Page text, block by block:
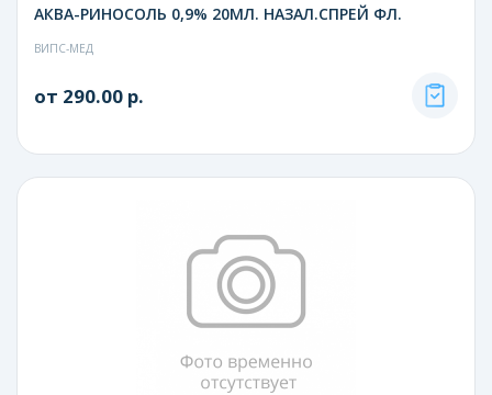
АКВА-РИНОСОЛЬ 0,9% 20МЛ. НАЗАЛ.СПРЕЙ ФЛ.
ВИПС-МЕД
от 290.00 р.